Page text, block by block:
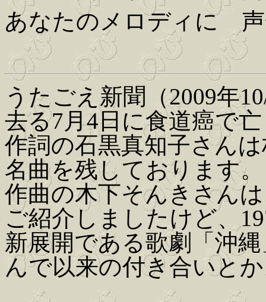
あなたのメロディに
うたごえ新聞（2009年
去る7月4日に食道癌で
作詞の石黒真知子さん
名曲を残しております。
作曲の木下そんきさん
ご紹介しましたけど、
新展開である歌劇「沖
んで以来の付き合いと